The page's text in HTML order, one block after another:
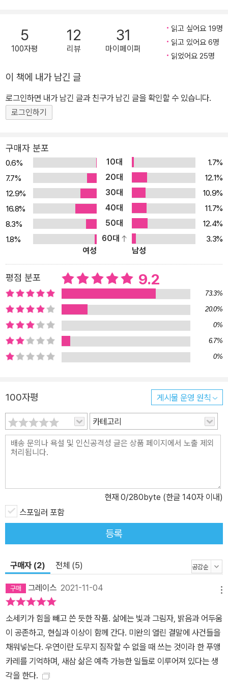
는 힘’ 속으로, 세계문학과 한국문학의 독자들을 초대합니다.” - 201
3년 9월 전집 출간사 2013년 9월부터 출간하기 시작한 현암사의 나
쓰메 소세키 장편소설 전집이 4차분『마음』,『한눈팔기』,『명암』 출간
소설가’ 나쓰메 소세키는 근현대 일본 작가들에게 큰 영향을 주었으
며 20세기의 대문호, 일본의 셰익스피어 등으로 불린다. 사람들이 가
장 많이 사용하는 1,000엔권 지폐에 가장 오랫동안 그의 초상이 실려
기도 하다. ‘일본 근대 문학의 아버지’, ‘국민 작가’ 나쓰메 소세키(18
67~1916) 사후 100주년을 맞아 현암사에서 국내 최초로 나쓰메 소
세키 소설 전집을 완역 출간했다. 우리나라에서 나쓰메 소세키의 작
품은 여러 출판사를 통해 대표작에 치우쳐 중복 출간되어 왔으나 현
암사에서 출간하는 소세키 소설 전집은 나쓰메 소세키가 12년 동안
집중적으로 써내려간 장편 작품 세계를 재조명하며 ‘지금의 번역’으
로 만날 수 있는 국내 첫 전집이다.『나는 고양이로소이다』,『산시로』,
『문』,『마음』,『명암』 등 우리 교과서에 실려 널리 알려진 작품뿐 아니
라 소세키의 연보에서도 가끔 빠져 있는 숨어 있던 소설까지 온전히
담았다. 소세키는 길지 않은 창작 기간 동안 한시, 하이쿠, 수필, 소설
등 다양한 분야에서 수많은 작품을 썼다. 그 작품 각각이 개성 있게 분
출하는 분위기, 내용에 따른 문체 변주의 독특함 등 소세키의 작품을
고전이라 일컬음에 이론은 없을 것이다. “필요 없는 문장은 단 한 줄
도 없다”며 소세키의 문체를 생생한 우리말로 잘 살린 송태욱의 꼼꼼
한 번역에 소세키 단편소설 전집을 완역한 노재명의 소세키에 대한
외 11권)･노재명(작고,『태풍』 및 『그 후』)의 필생 작업이기도 하다. 1
나쓰메 소세키는 메이지 시대의 사람들의 이야기를 썼지만 그가 작품
을 통해 전달하고자 했던 메시지는 국경과 시대를 초월하여 ‘지금의
우리들’에게 닿아 있다. 그는 인간의 문제에 깊이 천착했고, 인간 마음
문과 탐구로 생생한 보편성을 확보했다. 소세키는 자전적 성격이 강
한 작품들을 썼고, 그의 생애가 작품처럼 드라마틱하고 비극적이었
다. 그는 후처의 아들로 태어나 두 번이나 양자로 보내졌다가 양부모
의 이혼으로 파양되었다. 중학생 때 어머니를 잃고, 큰형과 둘째형을
살을 시도하기도 한다. 그 자신은 평생 위통을 앓았고 신경쇠약, 두통
에서 소름끼치도록 차분하고 담담하게 서술하고 있다. 우리의 삶이
고통과 불행, 궁핍의 연속이고 반복임을 수긍하면서도 한편으론 삶을
믿을 수 있기를, 불안하지 않기를 갈구했다. 성장 제일주의 사회, 군국
주의 사회를 살아가면서 시대를 꿰뚫어 보고 타인의 욕망에 휩쓸리지
않는, 자유롭고도 윤리적인 ‘개인’이 되고자 한 나쓰메 소세키. 그는
“개인이 뿔뿔이 흩어져 있는 시대에 고독한 영혼끼리 공명하는”(강상
중) 길을 모색했고, 불안하고 나약한 우리 자신을 구할 수 있지 않을
5
100자평
12
리뷰
31
마이페이퍼
읽고 싶어요 19명
읽고 있어요 6명
읽었어요 25명
이 책에 내가 남긴 글
로그인하면 내가 남긴 글과 친구가 남긴 글을 확인할 수 있습니다.
로그인하기
구매자 분포
0.6% 10대
1.7%
7.7%
20대
12.1%
12.9%
30대
10.9%
16.8%
40대
11.7%
8.3%
50대
12.4%
1.8%
60대
3.3%
여성
남성
평점 분포 9.2
73.3%
20.0%
0%
6.7%
0%
100자평 게시물 운영 원칙
카테고리
현재 0/280byte (한글 140자 이내)
스포일러 포함
등록
구매자 (2) 전체 (5)
그레이스 2021-11-04
소세키가 힘을 빼고 쓴 듯한 작품. 삶에는 빛과 그림자, 밝음과 어두움
이 공존하고, 현실과 이상이 함께 간다. 미완의 열린 결말에 사건들을
채워넣는다. 우연이란 도무지 짐작할 수 없을 때 쓰는 것이라 한 푸앵
카레를 기억하며, 새삼 삶은 예측 가능한 일들로 이루어져 있다는 생
각을 한다.